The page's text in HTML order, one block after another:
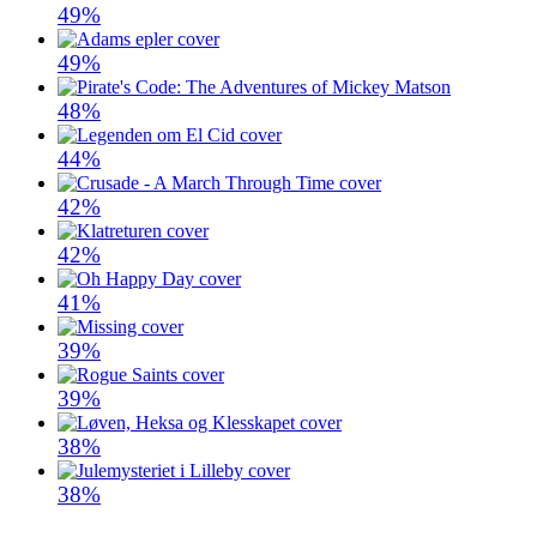
49%
49%
48%
44%
42%
42%
41%
39%
39%
38%
38%